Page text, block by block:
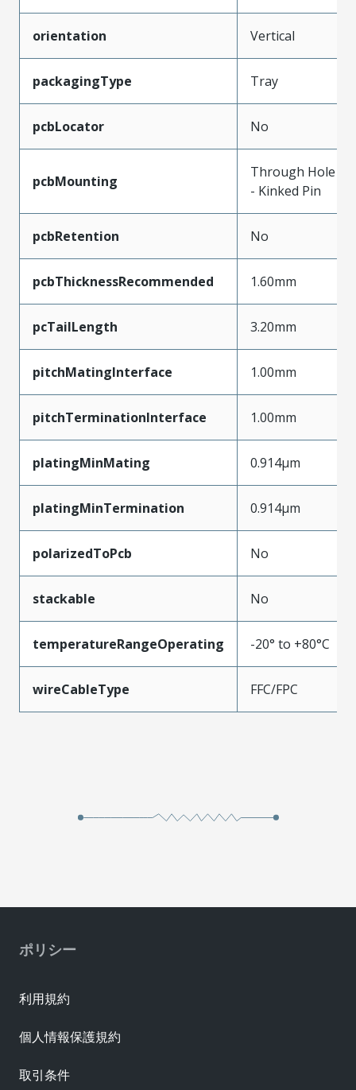
orientation Vertical
packagingType Tray
pcbLocator No
pcbMounting
Through Hole
- Kinked Pin
pcbRetention No
pcbThicknessRecommended 1.60mm
pcTailLength 3.20mm
pitchMatingInterface 1.00mm
pitchTerminationInterface 1.00mm
platingMinMating 0.914µm
platingMinTermination 0.914µm
polarizedToPcb No
stackable No
temperatureRangeOperating -20° to +80°C
wireCableType FFC/FPC
ポリシー
利用規約
個人情報保護規約
取引条件